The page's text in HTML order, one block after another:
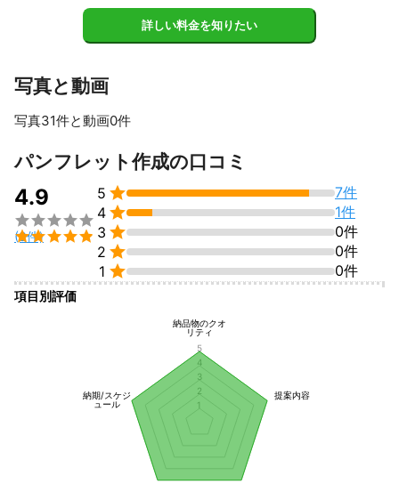
詳しい料金を知りたい
写真と動画
写真31件と動画0件
パンフレット作成の口コミ
4.9


(8件)
5 
7件
4 
1件
3 
0件
2 
0件
1  0件
項目別評価
納品物のクオ
リティ
提案内容
納期/スケジ
ュール
1
2
3
4
5